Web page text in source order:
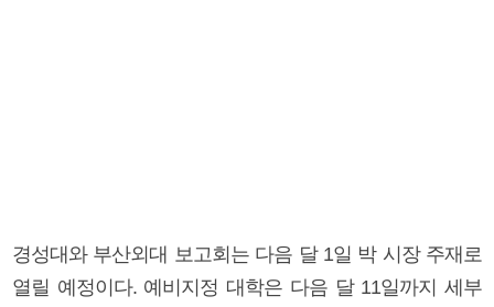
경성대와 부산외대 보고회는 다음 달 1일 박 시장 주재로
열릴 예정이다. 예비지정 대학은 다음 달 11일까지 세부